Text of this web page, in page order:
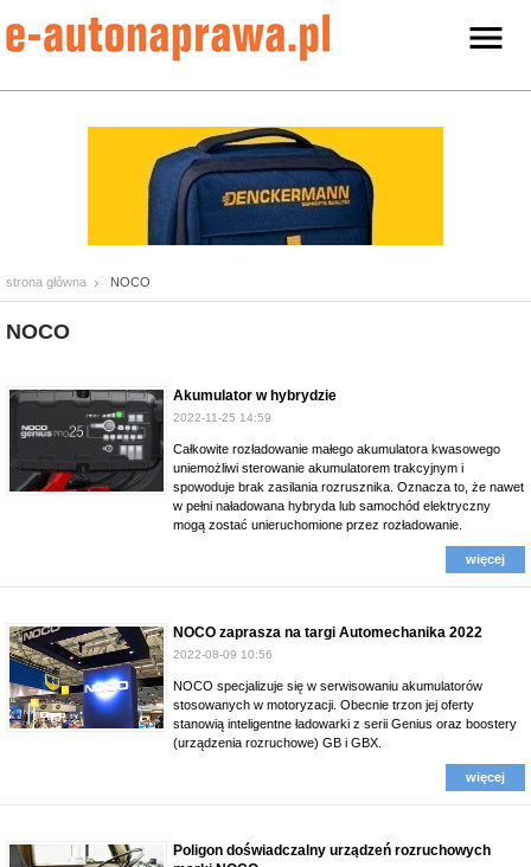
strona główna NOCO
NOCO
Akumulator w hybrydzie
2022-11-25 14:59
Całkowite rozładowanie małego akumulatora kwasowego
uniemożliwi sterowanie akumulatorem trakcyjnym i
spowoduje brak zasilania rozrusznika. Oznacza to, że nawet
w pełni naładowana hybryda lub samochód elektryczny
mogą zostać unieruchomione przez rozładowanie.
więcej
NOCO zaprasza na targi Automechanika 2022
2022-08-09 10:56
NOCO specjalizuje się w serwisowaniu akumulatorów
stosowanych w motoryzacji. Obecnie trzon jej oferty
stanowią inteligentne ładowarki z serii Genius oraz boostery
(urządzenia rozruchowe) GB i GBX.
więcej
Poligon doświadczalny urządzeń rozruchowych